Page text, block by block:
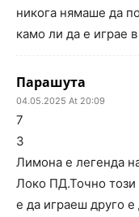
никога нямаше да
камо ли да е играе
Парашута
04.05.2025 At 20:09
7
3
Лимона е легенда
Локо ПД.Точно този
е да играеш друго